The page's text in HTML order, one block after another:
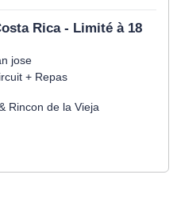
Rica - Limité à 18
jose
+ Repas
Rincon de la Vieja